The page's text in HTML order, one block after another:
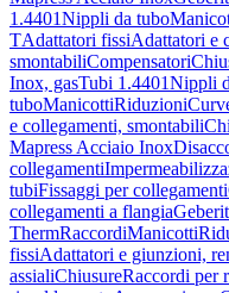
1.4401Nippli da tubo
TAdattatori fissiAdattatori e
smontabiliCompensatori
Inox, gasTubi 1.4401Nippli
tuboManicottiRiduzioni
e collegamenti, smontabili
Mapress Acciaio Inox
collegamenti
tubiFissaggi per collegamenti
collegamenti a flangia
ThermRaccordiManicotti
fissiAdattatori e giunzioni,
assialiChiusureRaccordi per